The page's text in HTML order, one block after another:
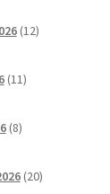
12izdelkov
11izdelkov
8izdelkov
20izdelkov